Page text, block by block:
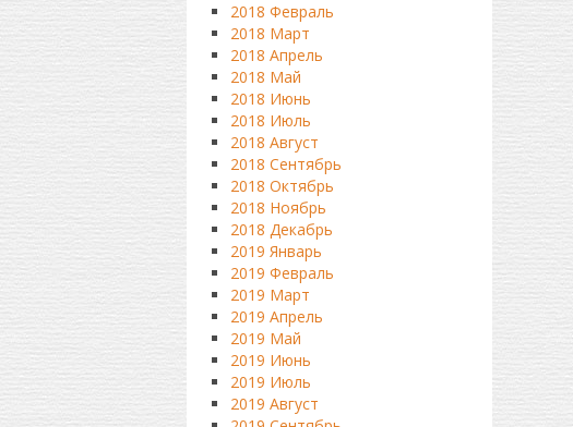
2018 Февраль
2018 Март
2018 Апрель
2018 Май
2018 Июнь
2018 Июль
2018 Август
2018 Сентябрь
2018 Октябрь
2018 Ноябрь
2018 Декабрь
2019 Январь
2019 Февраль
2019 Март
2019 Апрель
2019 Май
2019 Июнь
2019 Июль
2019 Август